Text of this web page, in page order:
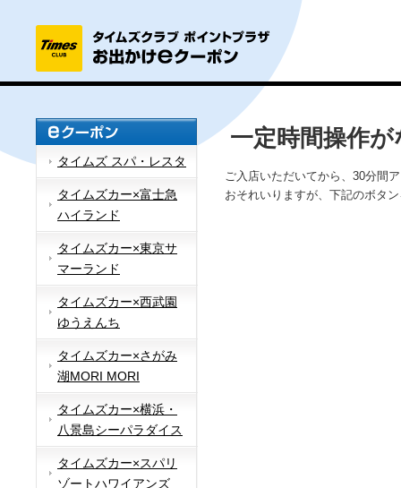
タイムズ スパ・レスタ
タイムズカー×富士急
ハイランド
タイムズカー×東京サ
マーランド
タイムズカー×西武園
ゆうえんち
タイムズカー×さがみ
湖MORI MORI
タイムズカー×横浜・
八景島シーパラダイス
タイムズカー×スパリ
ゾートハワイアンズ
一定時間操作
ご入店いただいてから、30分間
おそれいりますが、下記のボタ